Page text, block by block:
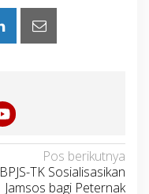
Pos berikutnya
BPJS-TK Sosialisasikan
Jamsos bagi Peternak